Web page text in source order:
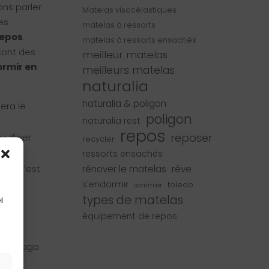
parler
.
des
en
le
dîner
c’est
Matelas viscoélastiques
matelas à ressorts
matelas à ressorts ensachés
meilleur matelas
meilleurs matelas
naturalia
naturalia & poligon
naturalia rest poligon
recycler repos reposer
ressorts ensachés
rénover le matelas rêve
s'endormir sommier toledo
types de matelas
équipement de repos